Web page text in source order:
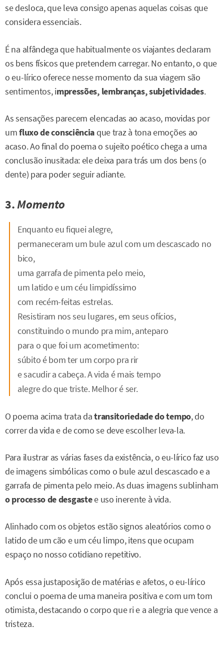
se desloca, que leva consigo apenas aquelas coisas que
considera essenciais.
É na alfândega que habitualmente os viajantes declaram
os bens físicos que pretendem carregar. No entanto, o que
o eu-lírico oferece nesse momento da sua viagem são
sentimentos, impressões, lembranças, subjetividades.
As sensações parecem elencadas ao acaso, movidas por
umfluxo de consciênciaque traz à tona emoções ao
acaso. Ao final do poema o sujeito poético chega a uma
conclusão inusitada: ele deixa para trás um dos bens (o
dente) para poder seguir adiante.
3.Momento
Enquanto eu fiquei alegre,
permaneceram um bule azul com um descascado no
bico,
uma garrafa de pimenta pelo meio,
um latido e um céu limpidíssimo
com recém-feitas estrelas.
Resistiram nos seu lugares, em seus ofícios,
constituindo o mundo pra mim, anteparo
para o que foi um acometimento:
súbito é bom ter um corpo pra rir
e sacudir a cabeça. A vida é mais tempo
alegre do que triste. Melhor é ser.
O poema acima trata datransitoriedade do tempo, do
correr da vida e de como se deve escolher leva-la.
Para ilustrar as várias fases da existência, o eu-lírico faz uso
de imagens simbólicas como o bule azul descascado e a
garrafa de pimenta pelo meio. As duas imagens sublinham
o processo de desgastee uso inerente à vida.
Alinhado com os objetos estão signos aleatórios como o
latido de um cão e um céu limpo, itens que ocupam
espaço no nosso cotidiano repetitivo.
Após essa justaposição de matérias e afetos, o eu-lírico
conclui o poema de uma maneira positiva e com um tom
otimista, destacando o corpo que ri e a alegria que vence a
tristeza.